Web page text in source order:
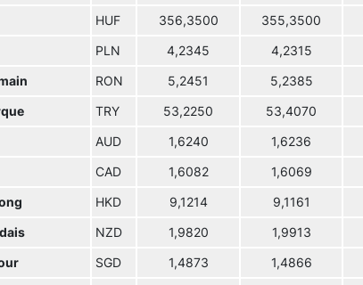
HUF 356,3500 355,3500
PLN 4,2345 4,2315
RON 5,2451 5,2385
TRY 53,2250 53,4070
AUD 1,6240 1,6236
CAD 1,6082 1,6069
HKD 9,1214 9,1161
NZD 1,9820 1,9913
SGD 1,4873 1,4866